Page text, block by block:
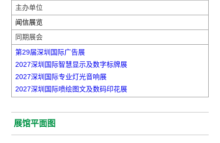
主办单位
闻信展览
同期展会
第29届深圳国际广告展
2027深圳国际智慧显示及数字标牌展
2027深圳国际专业灯光音响展
2027深圳国际喷绘图文及数码印花展
展馆平面图